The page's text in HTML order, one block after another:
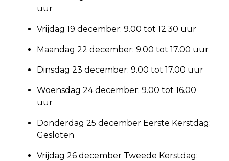
uur
Vrijdag 19 december: 9.00 tot 12.30 uur
Maandag 22 december: 9.00 tot 17.00 uur
Dinsdag 23 december: 9.00 tot 17.00 uur
Woensdag 24 december: 9.00 tot 16.00
uur
Donderdag 25 december Eerste Kerstdag:
Gesloten
Vrijdag 26 december Tweede Kerstdag: